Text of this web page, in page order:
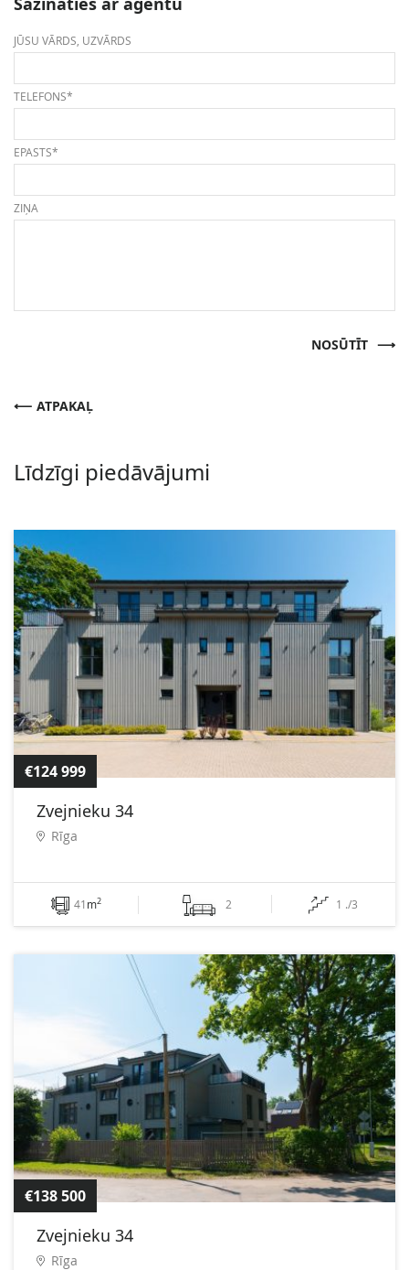
JŪSU VĀRDS, UZVĀRDS
TELEFONS*
EPASTS*
ZIŅA
NOSŪTĪT
ATPAKAĻ
Līdzīgi piedāvājumi
€124 999
Zvejnieku 34
Rīga
41m2 2 1 ./3
€138 500
Zvejnieku 34
Rīga